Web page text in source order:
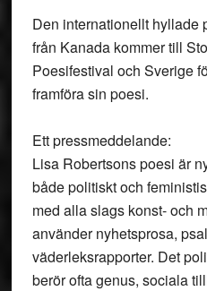
Den internationellt hyllade
från Kanada kommer till
Poesifestival och Sverige
framföra sin poesi.
Ett pressmeddelande:
Lisa Robertsons poesi är
både politiskt och
med alla slags konst- och
använder nyhetsprosa,
väderleksrapporter. Det
berör ofta genus, sociala